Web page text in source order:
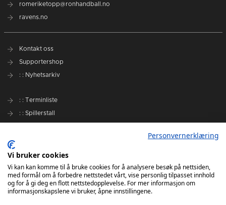
romeriketopp@ronhandball.no
ravens.no
Kontakt oss
Supportershop
: : Nyhetsarkiv
: : Terminliste
: : Spillerstall
: : Samarbeidspartnere
Slik kan du støtte Romerike Ravens
Personvernerklæring
Personvernerklæring
Vi bruker cookies
Vi kan kan komme til å bruke cookies for å analysere besøk på nettsiden,
med formål om å forbedre nettstedet vårt, vise personlig tilpasset innhold
og for å gi deg en flott nettstedopplevelse. For mer informasjon om
informasjonskapslene vi bruker, åpne innstillingene.